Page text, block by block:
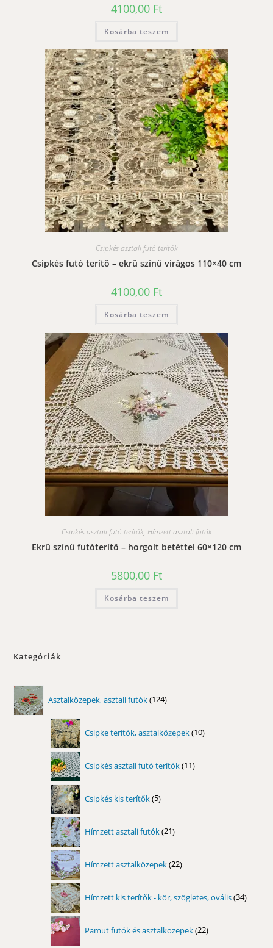
4100,00 Ft
Kosárba teszem
Csipkés asztali futó terítők
Csipkés futó terítő – ekrü színű virágos 110×40 cm
4100,00 Ft
Kosárba teszem
Csipkés asztali futó terítők, Hímzett asztali futók
Ekrü színű futóterítő – horgolt betéttel 60×120 cm
5800,00 Ft
Kosárba teszem
Kategóriák
Asztalközepek, asztali futók 124
termék
Csipke terítők, asztalközepek 10
termék
Csipkés asztali futó terítők 11
termék
Csipkés kis terítők 5
termék
Hímzett asztali futók 21
termék
Hímzett asztalközepek 22
termék
Hímzett kis terítők - kör, szögletes, ovális 34
termék
Pamut futók és asztalközepek 22
termék